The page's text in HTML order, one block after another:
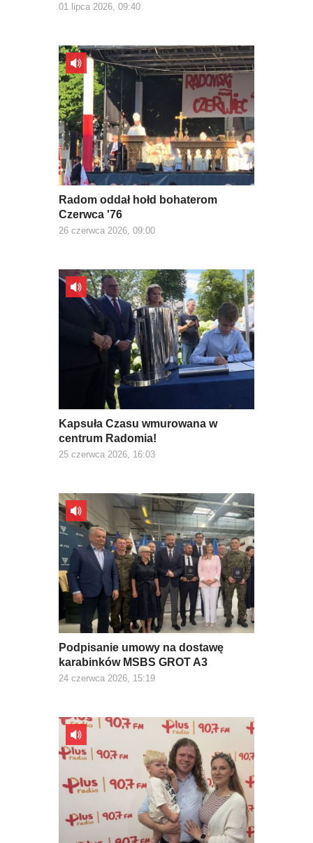
01 lipca 2026, 09:40
Radom oddał hołd bohaterom
Czerwca '76
26 czerwca 2026, 09:00
Kapsuła Czasu wmurowana w
centrum Radomia!
25 czerwca 2026, 16:03
Podpisanie umowy na dostawę
karabinków MSBS GROT A3
24 czerwca 2026, 15:19